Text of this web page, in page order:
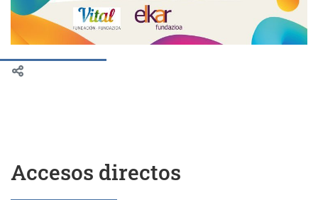
Accesos directos